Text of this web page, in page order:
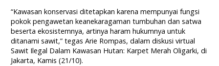
“Kawasan konservasi ditetapkan karena mempunyai fungsi
pokok pengawetan keanekaragaman tumbuhan dan satwa
beserta ekosistemnya, artinya haram hukumnya untuk
ditanami sawit,” tegas Arie Rompas, dalam diskusi virtual
Sawit Ilegal Dalam Kawasan Hutan: Karpet Merah Oligarki, di
Jakarta, Kamis (21/10).